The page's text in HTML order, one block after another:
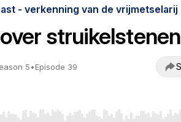
- verkenning van de vrijmetselarij
struikelstenen
5•Episode 39